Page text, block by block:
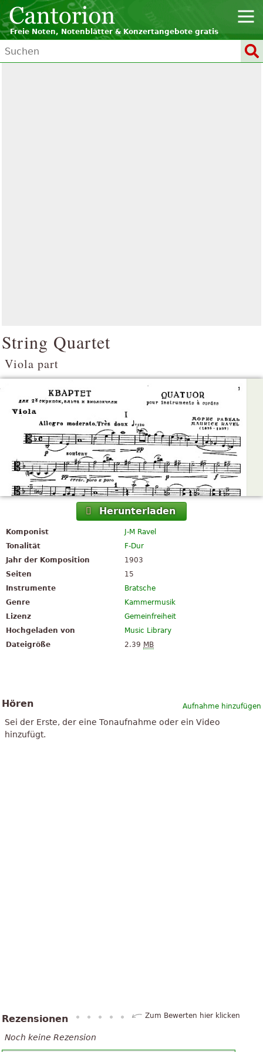
Freie Noten, Notenblätter & Konzertangebote gratis
String Quartet
Viola part
Herunterladen
Komponist
J-M Ravel
Tonalität
F-Dur
Jahr der Komposition
1903
Seiten
15
Instrumente
Bratsche
Genre
Kammermusik
Lizenz
Gemeinfreiheit
Hochgeladen von
Music Library
Dateigröße
2.39 MB
Aufnahme hinzufügen
Hören
Sei der Erste, der eine Tonaufnahme oder ein Video
hinzufügt.
Rezensionen Zum Bewerten hier klicken
Noch keine Rezension